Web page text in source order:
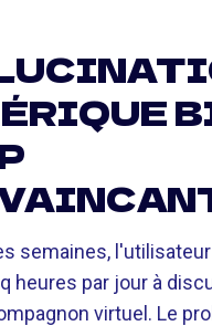
semaines,
heures par jour à
virtuel. Le